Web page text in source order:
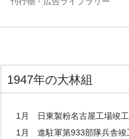
1947年の大林組
1月
日東製粉名古屋工場竣工
1月
進駐軍第933部隊兵舎竣